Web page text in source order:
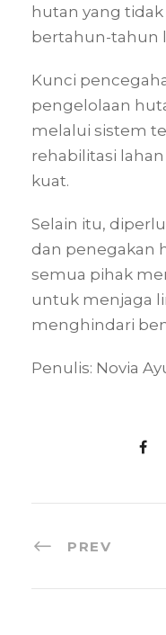
hutan yang
bertahun-tahun
Kunci
pengelolaan
melalui sistem
rehabilitasi
kuat.
Selain itu,
dan penegakan
semua pihak
untuk menjaga
menghindari
Penulis: Novia
PREV